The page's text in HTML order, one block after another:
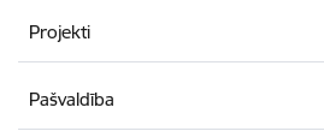
Projekti
Pašvaldība